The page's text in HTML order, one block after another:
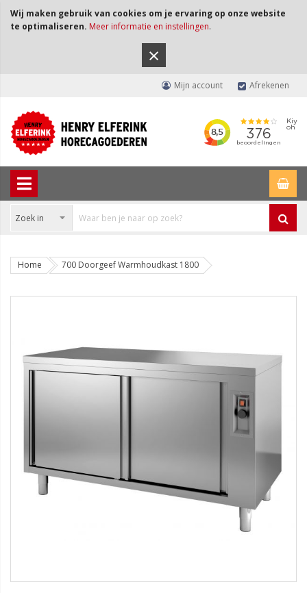
Wij maken gebruik van cookies om je ervaring op onze website
te optimaliseren. Meer informatie en instellingen.
×
Mijn account Afrekenen
Home 700 Doorgeef Warmhoudkast 1800